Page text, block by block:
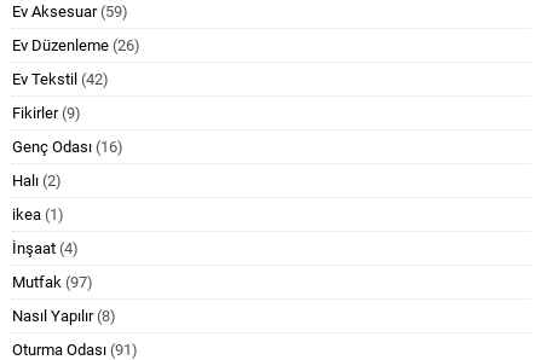
Ev Aksesuar(59)
Ev Düzenleme (26)
Ev Tekstil (42)
Fikirler(9)
Genç Odası (16)
Halı (2)
ikea (1)
İnşaat (4)
Mutfak (97)
Nasıl Yapılır(8)
Oturma Odası (91)